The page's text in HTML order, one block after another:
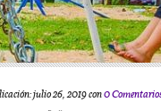
julio 26, 2019 con0